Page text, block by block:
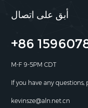
أبق على اتصال
+86
M-F 9-5PM CDT
If you have any
kevinsze@aln.net.cn